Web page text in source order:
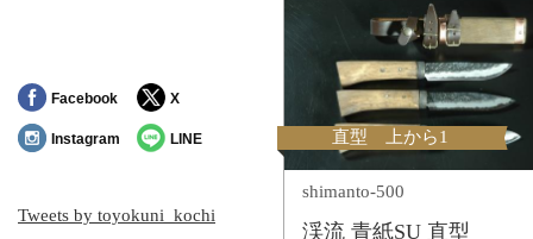
直型 上から1
shimanto-500
渓流 青紙SU 直型
Facebook X
Instagram LINE
Tweets by toyokuni_kochi